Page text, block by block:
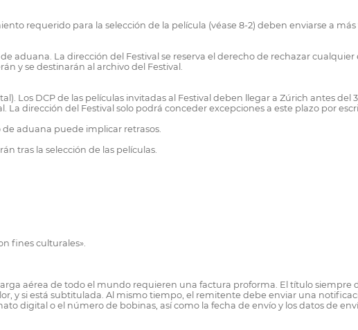
requerido para la selección de la película (véase 8-2) deben enviarse a más
aduana. La dirección del Festival se reserva el derecho de rechazar cualquier
y se destinarán al archivo del Festival.
Los DCP de las películas invitadas al Festival deben llegar a Zúrich antes del
dirección del Festival solo podrá conceder excepciones a este plazo por
de aduana puede implicar retrasos.
tras la selección de las películas.
fines culturales».
aérea de todo el mundo requieren una factura proforma. El título
y si está subtitulada. Al mismo tiempo, el remitente debe enviar una
digital o el número de bobinas, así como la fecha de envío y los datos de